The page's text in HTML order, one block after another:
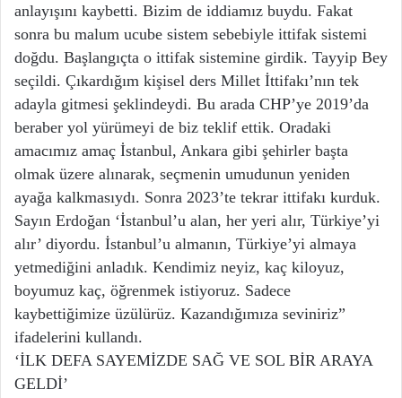
anlayışını kaybetti. Bizim de iddiamız buydu. Fakat
sonra bu malum ucube sistem sebebiyle ittifak sistemi
doğdu. Başlangıçta o ittifak sistemine girdik. Tayyip Bey
seçildi. Çıkardığım kişisel ders Millet İttifakı’nın tek
adayla gitmesi şeklindeydi. Bu arada CHP’ye 2019’da
beraber yol yürümeyi de biz teklif ettik. Oradaki
amacımız amaç İstanbul, Ankara gibi şehirler başta
olmak üzere alınarak, seçmenin umudunun yeniden
ayağa kalkmasıydı. Sonra 2023’te tekrar ittifakı kurduk.
Sayın Erdoğan ‘İstanbul’u alan, her yeri alır, Türkiye’yi
alır’ diyordu. İstanbul’u almanın, Türkiye’yi almaya
yetmediğini anladık. Kendimiz neyiz, kaç kiloyuz,
boyumuz kaç, öğrenmek istiyoruz. Sadece
kaybettiğimize üzülürüz. Kazandığımıza seviniriz”
ifadelerini kullandı.
‘İLK DEFA SAYEMİZDE SAĞ VE SOL BİR ARAYA
GELDİ’